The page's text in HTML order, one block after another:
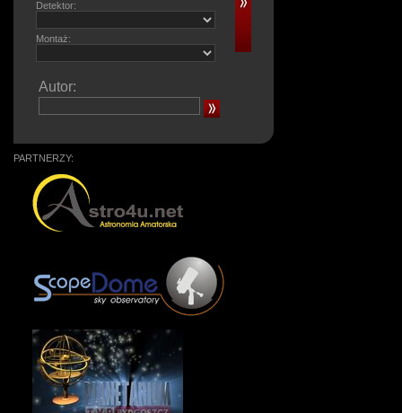
Detektor:
Montaż:
Autor:
PARTNERZY: